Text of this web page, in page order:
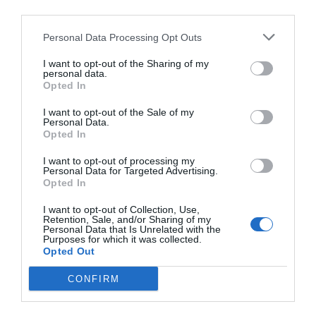
Personal Data Processing Opt Outs
I want to opt-out of the Sharing of my
personal data.
Opted In
I want to opt-out of the Sale of my
Personal Data.
Opted In
I want to opt-out of processing my
Personal Data for Targeted Advertising.
Opted In
I want to opt-out of Collection, Use,
Retention, Sale, and/or Sharing of my
Personal Data that Is Unrelated with the
Purposes for which it was collected.
Opted Out
CONFIRM
visto reducida durante los últimos años, por lo que
este nuevo apoyo ayudará a mejorar el estado de los
espacios públicos y los servicios diarios.
Mejora de los servicios municipales
Desde el Ayuntamiento destacan que el nuevo contrato
supondrá unamejora en la prestación de los servicios
municipales
gracias a una brigada
eficiente”, adaptada a las necesidades del municipio.